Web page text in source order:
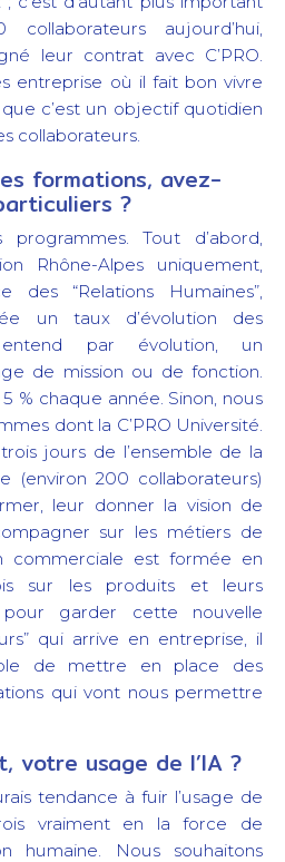
aujourd’hui,
leur contrat avec C’PRO.
entreprise où il fait bon vivre
c’est un objectif quotidien
collaborateurs.
formations, avez-
?
programmes. Tout d’abord,
Rhône-Alpes uniquement,
des “Relations Humaines”,
un taux d’évolution des
entend par évolution, un
de mission ou de fonction.
% chaque année. Sinon, nous
dont la C’PRO Université.
jours de l’ensemble de la
(environ 200 collaborateurs)
leur donner la vision de
sur les métiers de
commerciale est formée en
sur les produits et leurs
garder cette nouvelle
qui arrive en entreprise, il
de mettre en place des
qui vont nous permettre
votre usage de l’IA ?
tendance à fuir l’usage de
vraiment en la force de
humaine. Nous souhaitons